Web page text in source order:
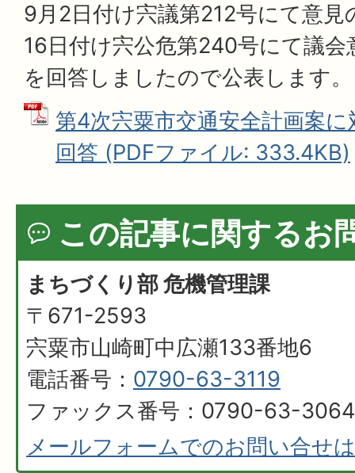
9月2日付け宍議第212号にて意
16日付け宍公危第240号にて議
を回答しましたので公表します。
第4次宍粟市交通安全計画案
回答 (PDFファイル: 333.4KB)
この記事に関するお
まちづくり部 危機管理課
〒671-2593
宍粟市山崎町中広瀬133番地6
電話番号： 0790-63-3119
ファックス番号：0790-63-3064
メールフォームでのお問い合せ